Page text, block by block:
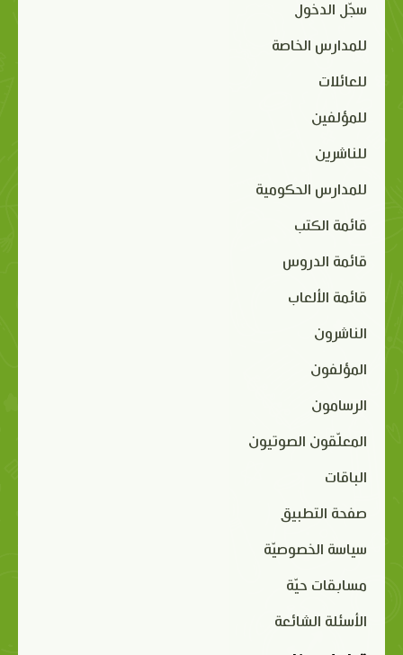
سجّل الدخول
للمدارس الخاصة
للعائلات
للمؤلفين
للناشرين
للمدارس الحكومية
قائمة الكتب
قائمة الدروس
قائمة الألعاب
الناشرون
المؤلفون
الرسامون
المعلّقون الصوتيون
الباقات
صفحة التطبيق
سياسة الخصوصيّة
مسابقات حيّة
الأسئلة الشائعة